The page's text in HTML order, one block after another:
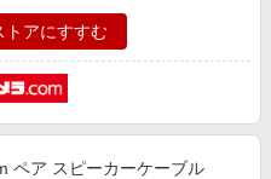
トアにすすむ
ペア スピーカーケーブル